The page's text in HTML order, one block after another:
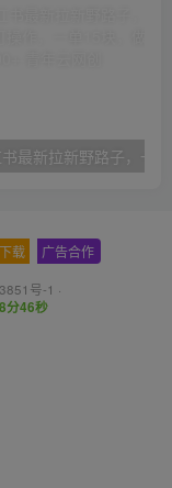
载 广告合作
号-1 ·
分47秒